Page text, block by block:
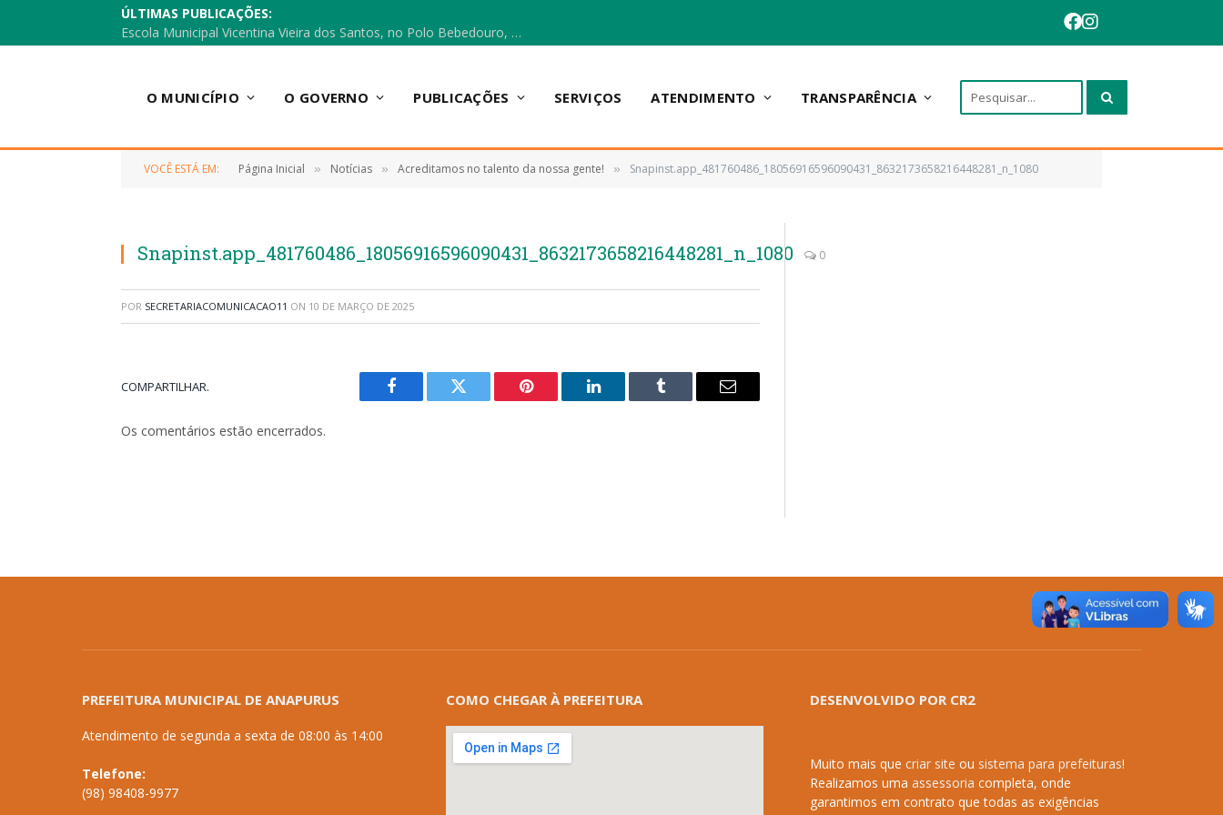
ÚLTIMAS PUBLICAÇÕES:
Escola Municipal Vicentina Vieira dos Santos, no Polo Bebedouro, recebeu materiais para a implantação do Cantinho da Leitura e da Sala Multidisciplinar.
O MUNICÍPIO O GOVERNO PUBLICAÇÕES SERVIÇOS ATENDIMENTO TRANSPARÊNCIA
VOCÊ ESTÁ EM: Página Inicial » Notícias » Acreditamos no talento da nossa gente! » Snapinst.app_481760486_18056916596090431_8632173658216448281_n_1080
Snapinst.app_481760486_18056916596090431_8632173658216448281_n_1080 0
POR SECRETARIACOMUNICACAO11 ON 10 DE MARÇO DE 2025
COMPARTILHAR.
Facebook Twitter Pinterest LinkedIn Tumblr
E-
Os comentários estão encerrados.
PREFEITURA MUNICIPAL DE ANAPURUS
Atendimento de segunda a sexta de 08:00 às 14:00
Telefone:
(98) 98408-9977
COMO CHEGAR À PREFEITURA DESENVOLVIDO POR CR2
Muito mais que criar site ou sistema para prefeituras!
Realizamos uma assessoria completa, onde
garantimos em contrato que todas as exigências